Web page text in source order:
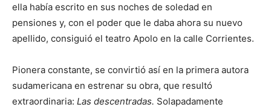
ella había escrito en sus noches de soledad en
pensiones y, con el poder que le daba ahora su nuevo
apellido, consiguió el teatro Apolo en la calle Corrientes.
Pionera constante, se convirtió así en la primera autora
sudamericana en estrenar su obra, que resultó
extraordinaria: Las descentradas. Solapadamente